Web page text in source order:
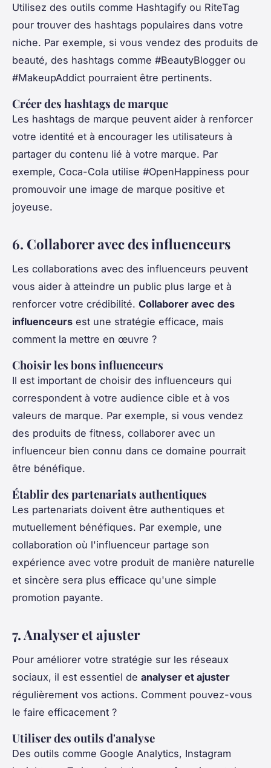
Utilisez des outils comme Hashtagify ou RiteTag
pour trouver des hashtags populaires dans votre
niche. Par exemple, si vous vendez des produits de
beauté, des hashtags comme #BeautyBlogger ou
#MakeupAddict pourraient être pertinents.
Créer des hashtags de marque
Les hashtags de marque peuvent aider à renforcer
votre identité et à encourager les utilisateurs à
partager du contenu lié à votre marque. Par
exemple, Coca-Cola utilise #OpenHappiness pour
promouvoir une image de marque positive et
joyeuse.
6. Collaborer avec des influenceurs
Les collaborations avec des influenceurs peuvent
vous aider à atteindre un public plus large et à
renforcer votre crédibilité. Collaborer avec des
influenceurs est une stratégie efficace, mais
comment la mettre en œuvre ?
Choisir les bons influenceurs
Il est important de choisir des influenceurs qui
correspondent à votre audience cible et à vos
valeurs de marque. Par exemple, si vous vendez
des produits de fitness, collaborer avec un
influenceur bien connu dans ce domaine pourrait
être bénéfique.
Établir des partenariats authentiques
Les partenariats doivent être authentiques et
mutuellement bénéfiques. Par exemple, une
collaboration où l'influenceur partage son
expérience avec votre produit de manière naturelle
et sincère sera plus efficace qu'une simple
promotion payante.
7. Analyser et ajuster
Pour améliorer votre stratégie sur les réseaux
sociaux, il est essentiel de analyser et ajuster
régulièrement vos actions. Comment pouvez-vous
le faire efficacement ?
Utiliser des outils d'analyse
Des outils comme Google Analytics, Instagram